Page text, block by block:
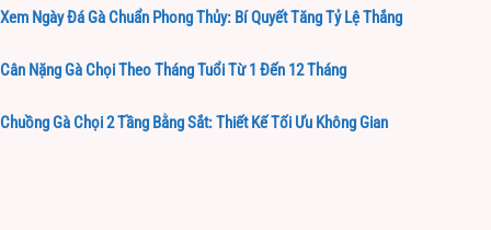
Xem Ngày Đá Gà Chuẩn Phong Thủy: Bí Quyết Tăng Tỷ Lệ Thắng
Cân Nặng Gà Chọi Theo Tháng Tuổi Từ 1 Đến 12 Tháng
Chuồng Gà Chọi 2 Tầng Bằng Sắt: Thiết Kế Tối Ưu Không Gian